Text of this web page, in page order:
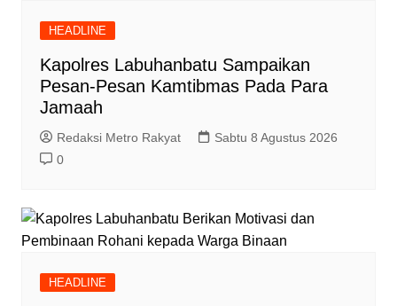
HEADLINE
Kapolres Labuhanbatu Sampaikan
Pesan-Pesan Kamtibmas Pada Para
Jamaah
Redaksi Metro Rakyat
Sabtu 8 Agustus 2026
0
HEADLINE